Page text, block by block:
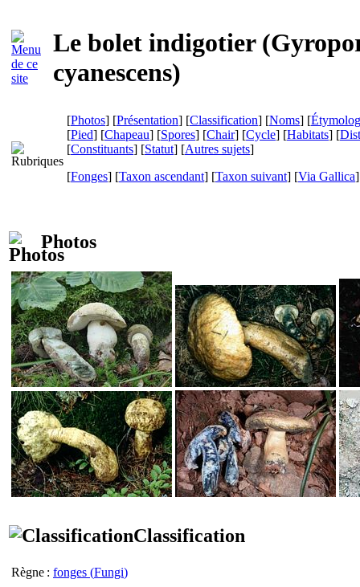
Le bolet indigotier (
cyanescens)
[Photos] [Présentation] [Classification] [Noms] [
[Pied] [Chapeau] [Spores] [Chair] [Cycle] [Habitats] [
[Constituants] [Statut] [Autres sujets]
[Fonges] [Taxon ascendant] [Taxon suivant] [Via Gallica]
Photos
Classification
Règne : fonges (Fungi)